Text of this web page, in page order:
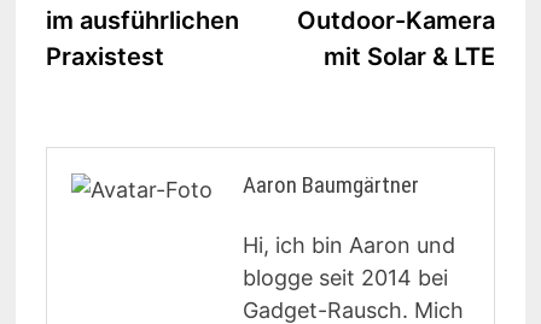
im ausführlichen
Praxistest
Outdoor-Kamera
mit Solar & LTE
Aaron Baumgärtner
Hi, ich bin Aaron und
blogge seit 2014 bei
Gadget-Rausch. Mich